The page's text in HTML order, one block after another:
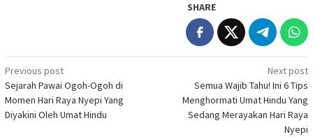
SHARE
Post
navigation
Previous post
Sejarah Pawai Ogoh-Ogoh di
Momen Hari Raya Nyepi Yang
Diyakini Oleh Umat Hindu
Next post
Semua Wajib Tahu! Ini 6 Tips
Menghormati Umat Hindu Yang
Sedang Merayakan Hari Raya
Nyepi